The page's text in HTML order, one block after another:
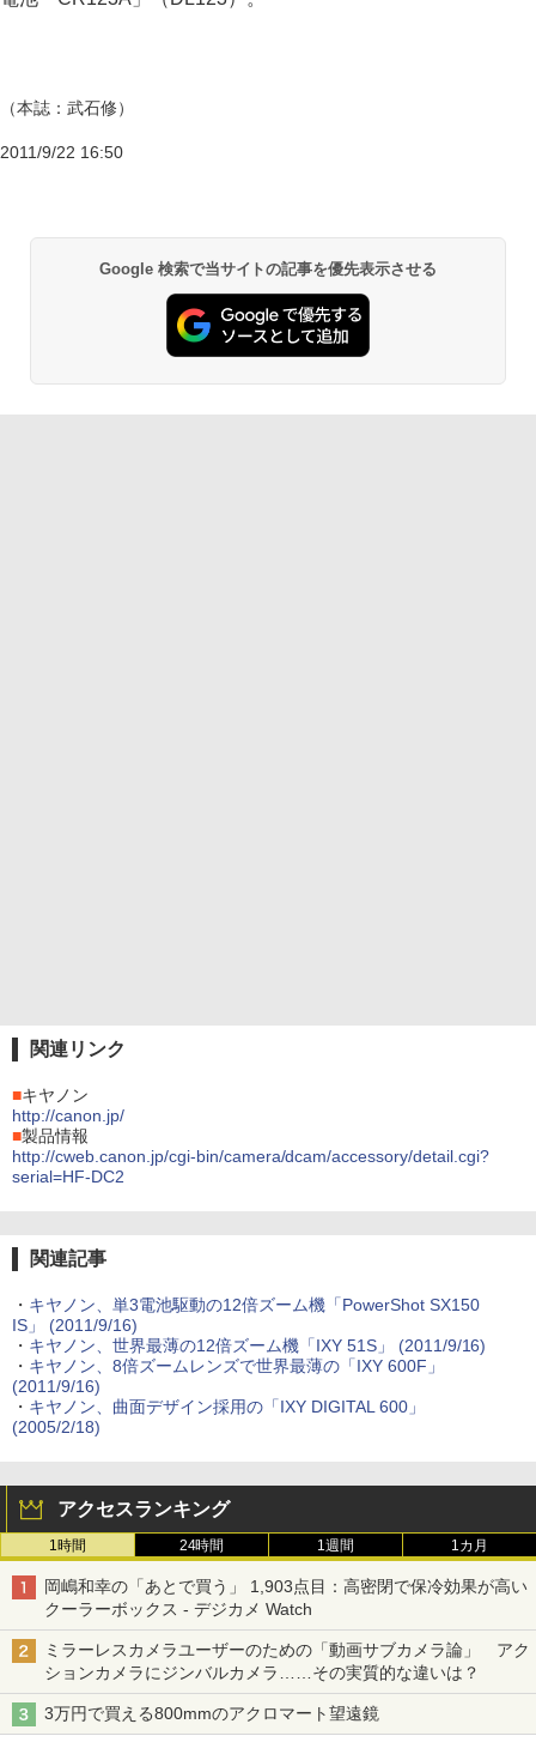
（本誌：武石修）
2011/9/22 16:50
Google 検索で当サイトの記事を優先表示させる
関連リンク
■キヤノン
http://canon.jp/
■製品情報
http://cweb.canon.jp/cgi-bin/camera/dcam/accessory/detail.cgi?
serial=HF-DC2
関連記事
・ キヤノン、単3電池駆動の12倍ズーム機「PowerShot SX150
IS」 (2011/9/16)
・ キヤノン、世界最薄の12倍ズーム機「IXY 51S」 (2011/9/16)
・ キヤノン、8倍ズームレンズで世界最薄の「IXY 600F」
(2011/9/16)
・ キヤノン、曲面デザイン採用の「IXY DIGITAL 600」
(2005/2/18)
アクセスランキング
1時間 24時間 1週間 1カ月
岡嶋和幸の「あとで買う」 1,903点目：高密閉で保冷効果が高い
クーラーボックス - デジカメ Watch
ミラーレスカメラユーザーのための「動画サブカメラ論」 アク
ションカメラにジンバルカメラ……その実質的な違いは？
3万円で買える800mmのアクロマート望遠鏡